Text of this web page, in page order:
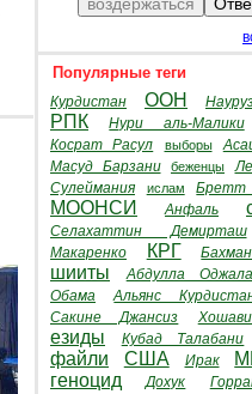
Популярные теги
Курдистан ООН
РПК Нури аль-Малики
Косрат Расул выборы
Масуд Барзани беженцы
Сулеймания
ислам Бретт
МООНСИ Анфаль
Селахаттин Демирташ
Макаренко
КРГ
шииты Абдулла
Обама
Альянс
Сакине Джансиз
езиды Кубад Талабани
файли
США Ирак
геноцид
Дохук